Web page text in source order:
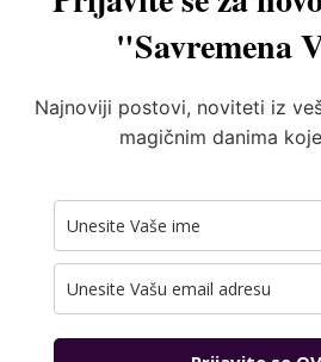
"Savremena
Najnoviji postovi, noviteti iz
magičnim danima